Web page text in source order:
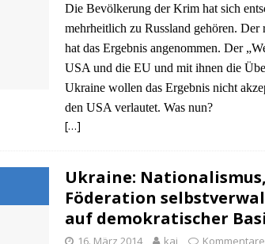
Die Bevölkerung der Krim hat sich
mehrheitlich zu Russland gehören. Der
hat das Ergebnis angenommen. Der
USA und die EU und mit ihnen die
Ukraine wollen das Ergebnis nicht
den USA verlautet. Was nun?
[…]
Ukraine:
Föderation
auf demokratischer
16. März 2014 kai